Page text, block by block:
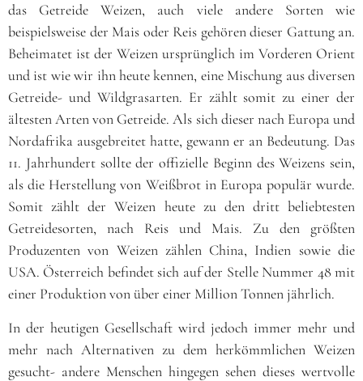
das Getreide Weizen, auch viele andere Sorten wie
beispielsweise der Mais oder Reis gehören dieser Gattung an.
Beheimatet ist der Weizen ursprünglich im Vorderen Orient
und ist wie wir ihn heute kennen, eine Mischung aus diversen
Getreide- und Wildgrasarten. Er zählt somit zu einer der
ältesten Arten von Getreide. Als sich dieser nach Europa und
Nordafrika ausgebreitet hatte, gewann er an Bedeutung. Das
11. Jahrhundert sollte der offizielle Beginn des Weizens sein,
als die Herstellung von Weißbrot in Europa populär wurde.
Somit zählt der Weizen heute zu den dritt beliebtesten
Getreidesorten, nach Reis und Mais. Zu den größten
Produzenten von Weizen zählen China, Indien sowie die
USA. Österreich befindet sich auf der Stelle Nummer 48 mit
einer Produktion von über einer Million Tonnen jährlich.
In der heutigen Gesellschaft wird jedoch immer mehr und
mehr nach Alternativen zu dem herkömmlichen Weizen
gesucht- andere Menschen hingegen sehen dieses wertvolle